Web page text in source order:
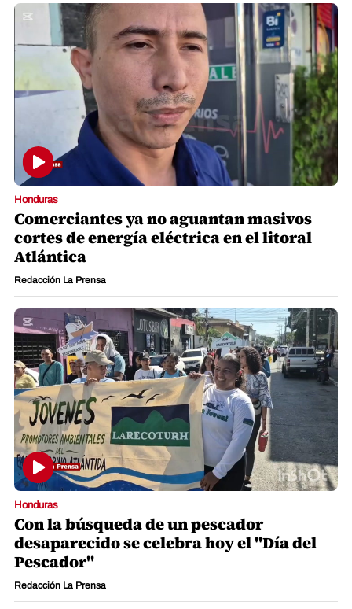
Honduras
Comerciantes ya no aguantan masivos
cortes de energía eléctrica en el litoral
Atlántica
Redacción La Prensa
Honduras
Con la búsqueda de un pescador
desaparecido se celebra hoy el "Día del
Pescador"
Redacción La Prensa